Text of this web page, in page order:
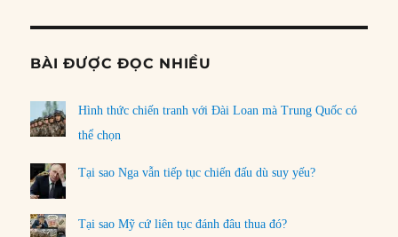
BÀI ĐƯỢC ĐỌC NHIỀU
Hình thức chiến tranh với Đài Loan mà Trung Quốc có
thể chọn
Tại sao Nga vẫn tiếp tục chiến đấu dù suy yếu?
Tại sao Mỹ cứ liên tục đánh đâu thua đó?